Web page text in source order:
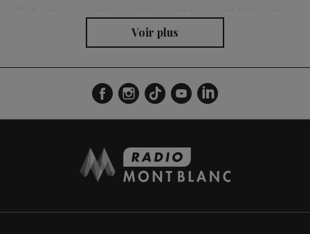
Guillaume vous enlève votre couette pour en faire une
cape avec un seul objectif : vous emmener au travail de
bonne humeur ! Le local au sommet avec des invités
l'horoscope, l'agenda et pleins d'autres surprises à
retrouver chaque matinée !
L'actualité régionale en continu présentée toutes les
demi-heures par la rédaction de Radio Mont Blanc.